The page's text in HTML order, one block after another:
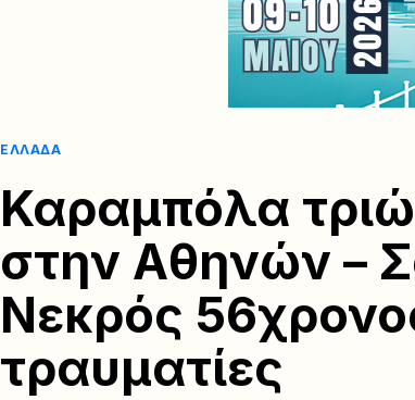
ΕΛΛΆΔΑ
Καραμπόλα
στην Αθηνών –
Νεκρός
τραυματίες